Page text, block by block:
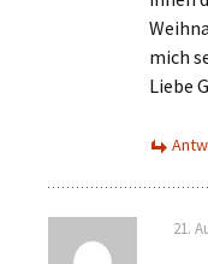
mich
Liebe
21.